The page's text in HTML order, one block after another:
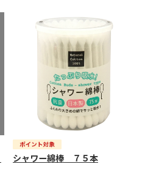
シャワー綿棒 ７５本